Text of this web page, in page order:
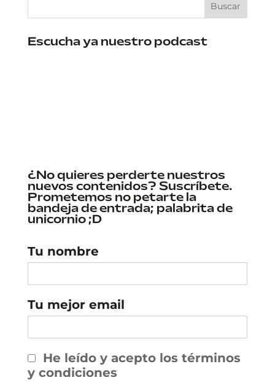
Escucha ya nuestro podcast
¿No quieres perderte nuestros
nuevos contenidos? Suscríbete.
Prometemos no petarte la
bandeja de entrada; palabrita de
unicornio ;D
Tu nombre
Tu mejor email
He leído y acepto los términos
y condiciones